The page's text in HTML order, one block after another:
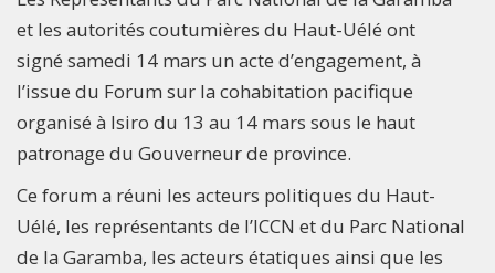
et les autorités coutumières du Haut-Uélé ont
signé samedi 14 mars un acte d’engagement, à
l’issue du Forum sur la cohabitation pacifique
organisé à Isiro du 13 au 14 mars sous le haut
patronage du Gouverneur de province.
Ce forum a réuni les acteurs politiques du Haut-
Uélé, les représentants de l’ICCN et du Parc National
de la Garamba, les acteurs étatiques ainsi que les